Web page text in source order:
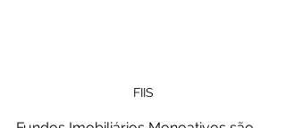
FIIS